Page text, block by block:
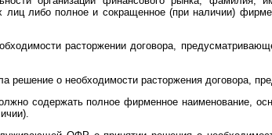
лиц либо полное и сокращенное (при наличии)
расторжении договора,
о необходимости расторжения договора,
содержать полное фирменное наименование,